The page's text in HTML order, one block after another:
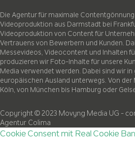
Die Agentur für maximale
Videoproduktion aus Darmstadt bei
Videoproduktion von Content für
Vertrauens von Bewerbern und Kunden.
Messevideos, Videocontent und Inhalten
produzieren wir Foto-Inhalte für unsere
Media verwendet werden. Dabei sind wir
europäischen Ausland unterwegs. Von der
Köln, von München bis Hamburg oder
Copyright © 2023 Movyng Media UG -
Agentur Colima
Cookie Consent mit Real Cookie